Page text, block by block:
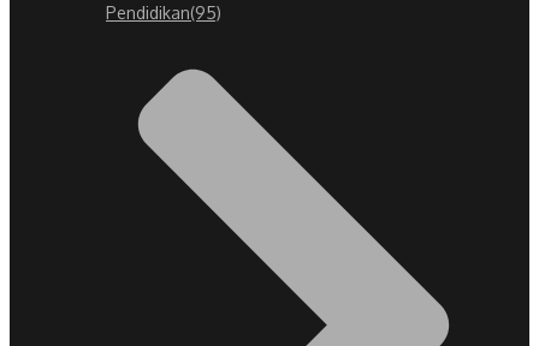
Pendidikan(95)